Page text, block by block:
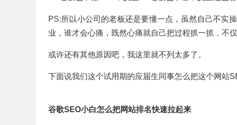
PS:所以小公司的老板还是要懂一点，虽然自己不实
业，谁才会心痛，既然心痛就自己把过程抓一抓，不
或许还有其他原因吧，我这里就不列太多了。
下面说我们这个试用期的应届生同事怎么把这个网站
谷歌SEO小白怎么把网站排名快速拉起来